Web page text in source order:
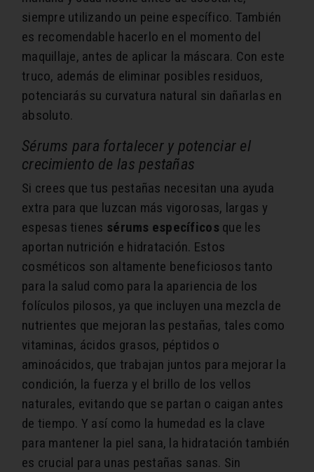
siempre utilizando un peine específico. También
es recomendable hacerlo en el momento del
maquillaje, antes de aplicar la máscara. Con este
truco, además de eliminar posibles residuos,
potenciarás su curvatura natural sin dañarlas en
absoluto.
Sérums para fortalecer y potenciar el
crecimiento de las pestañas
Si crees que tus pestañas necesitan una ayuda
extra para que luzcan más vigorosas, largas y
espesas tienes sérums específicos que les
aportan nutrición e hidratación. Estos
cosméticos son altamente beneficiosos tanto
para la salud como para la apariencia de los
folículos pilosos, ya que incluyen una mezcla de
nutrientes que mejoran las pestañas, tales como
vitaminas, ácidos grasos, péptidos o
aminoácidos, que trabajan juntos para mejorar la
condición, la fuerza y el brillo de los vellos
naturales, evitando que se partan o caigan antes
de tiempo. Y así como la humedad es la clave
para mantener la piel sana, la hidratación también
es crucial para unas pestañas sanas. Sin